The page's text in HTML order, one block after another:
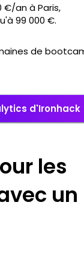
€/an à Paris,
99 000 €.
de
d'Ironhack
les
un